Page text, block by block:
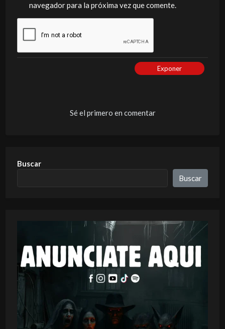
navegador para la próxima vez que comente.
Exponer
Sé el primero en comentar
Buscar
Buscar